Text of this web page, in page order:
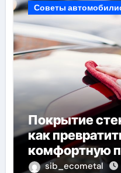
Советы
Покрытие
как
комфортную
sib_ecometal